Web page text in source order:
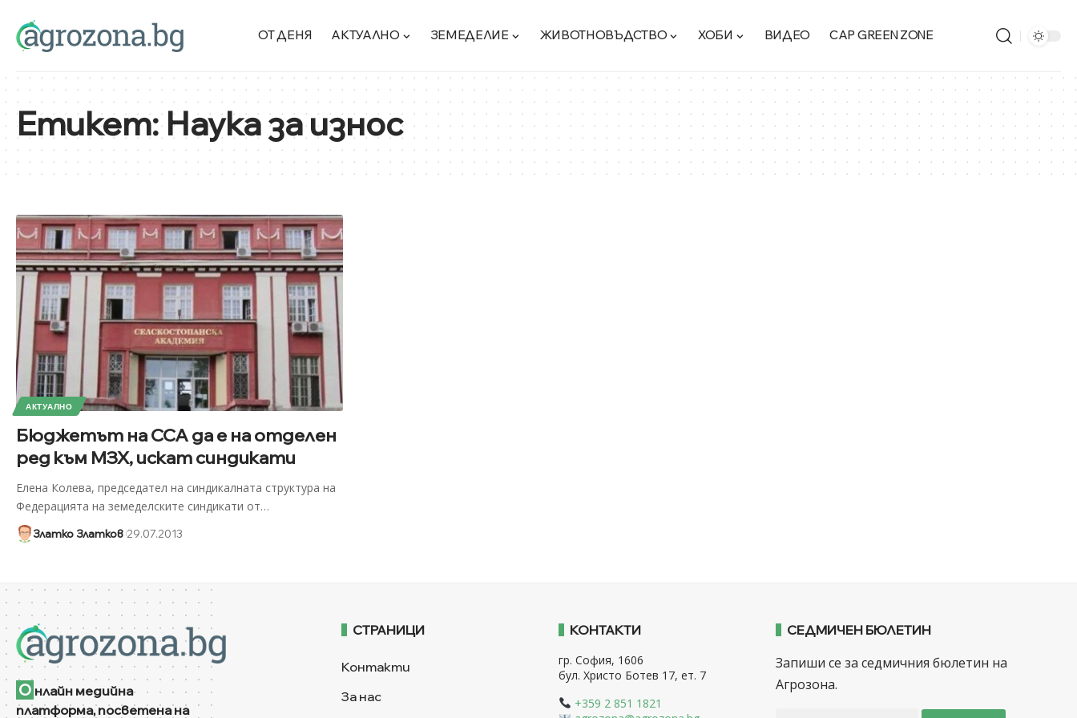
ОТ ДЕНЯ АКТУАЛНО ЗЕМЕДЕЛИЕ ЖИВОТНОВЪДСТВО ХОБИ ВИДЕО CAP GREEN ZONE
Етикет:Наука за износ
АКТУАЛНО
Бюджетът на ССА да е на отделен
ред към МЗХ, искат синдикати
Елена Колева, председател на синдикалната структура на
Федерацията на земеделските синдикати от…
Златко Златков 29.07.2013
О нлайн медийна
платформа, посветена на
СТРАНИЦИ
Контакти
За нас
КОНТАКТИ
гр. София, 1606
бул. Христо Ботев 17, ет. 7
+359 2 851 1821
СЕДМИЧЕН БЮЛЕТИН
Запиши се за седмичния бюлетин на
Агрозона.